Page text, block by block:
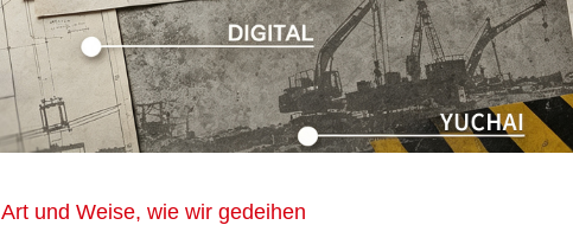
und Weise, wie wir gedeihen